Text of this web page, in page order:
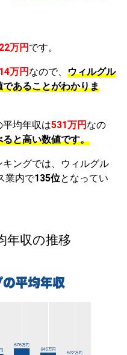
万円 です。
万円 なので、 ウィルグル
あることがわかりま
平均年収は531万円 なの
と高い数値です。
ングでは、ウィルグル
業内で135位となってい
年収の推移